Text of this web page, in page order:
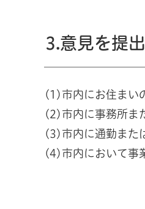
3.意見を提
(1)市内にお住まい
(2)市内に事務所ま
(3)市内に通勤また
(4)市内において事